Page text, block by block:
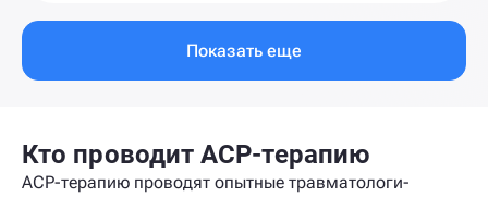
Показать еще
Кто проводит ACP-терапию
ACP-терапию проводят опытные травматологи-